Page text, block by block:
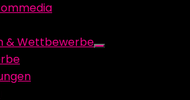
& Wettbewerbe
Show